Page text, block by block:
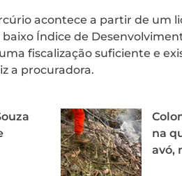
acontece a partir de um
Índice de
fiscalização suficiente e
a procuradora.
na
avó,